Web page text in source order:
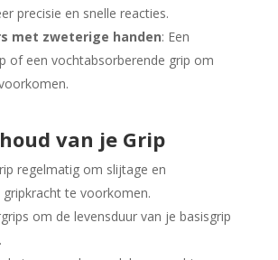
precisie en snelle reacties.
met zweterige handen: Een
of een vochtabsorberende grip om
van je Grip
regelmatig om slijtage en
te voorkomen.
om de levensduur van je basisgrip